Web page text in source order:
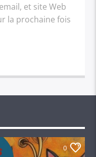
et site Web
la prochaine fois
0